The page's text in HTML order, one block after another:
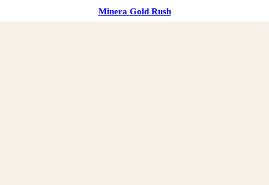
Minera Gold Rush